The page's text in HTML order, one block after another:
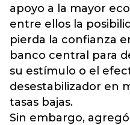
apoyo a la mayor
entre ellos la
pierda la confianza
banco central para
su estímulo o el
desestabilizador en
tasas bajas.
Sin embargo,